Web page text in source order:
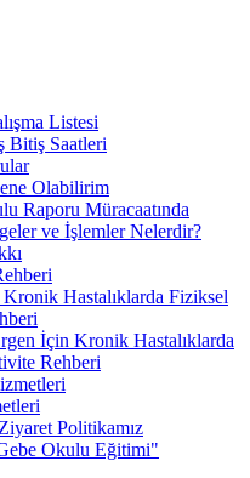
Listesi
Bitiş Saatleri
Olabilirim
Raporu Müracaatında
ve İşlemler Nelerdir?
Hastalıklarda Fiziksel
İçin Kronik Hastalıklarda
Rehberi
Politikamız
Okulu Eğitimi"